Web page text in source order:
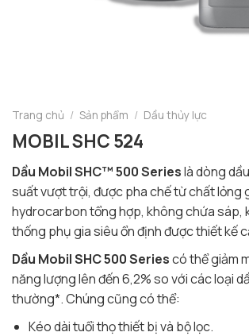
Trang chủ / Sản phẩm / Dầu thủy lực
MOBIL SHC 524
Dầu Mobil SHC™ 500 Serieslà dòng
suất vượt trội, được pha chế từ chất lỏng
hydrocarbon tổng hợp, không chứa sáp,
thống phụ gia siêu ổn định được thiết kế
Dầu Mobil SHC 500 Seriescó thể giảm
năng lượng lên đến 6,2% so với các loại
thường*. Chúng cũng có thể:
Kéo dài tuổi thọ thiết bị và bộ lọc.